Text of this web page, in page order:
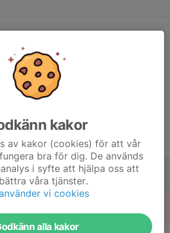
kakor
av kakor (cookies) för att vår
bra för dig. De används
i syfte att hjälpa oss att
våra tjänster.
vi cookies
alla kakor